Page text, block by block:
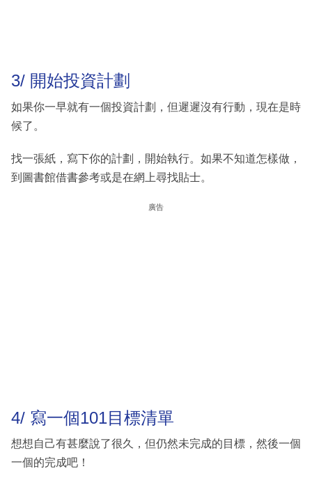
3/ 開始投資計劃
如果你一早就有一個投資計劃，但遲遲沒有行動，現在是時
候了。
找一張紙，寫下你的計劃，開始執行。如果不知道怎樣做，
到圖書館借書參考或是在網上尋找貼士。
廣告
4/ 寫一個101目標清單
想想自己有甚麼說了很久，但仍然未完成的目標，然後一個
一個的完成吧！